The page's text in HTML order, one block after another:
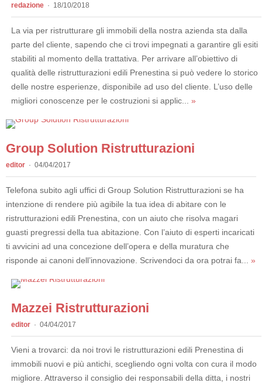
redazione 18/10/2018
La via per ristrutturare gli immobili della nostra azienda sta dalla
parte del cliente, sapendo che ci trovi impegnati a garantire gli esiti
stabiliti al momento della trattativa. Per arrivare all’obiettivo di
qualità delle ristrutturazioni edili Prenestina si può vedere lo storico
delle nostre esperienze, disponibile ad uso del cliente. L’uso delle
migliori conoscenze per le costruzioni si applic... »
Group Solution Ristrutturazioni
editor 04/04/2017
Telefona subito agli uffici di Group Solution Ristrutturazioni se ha
intenzione di rendere più agibile la tua idea di abitare con le
ristrutturazioni edili Prenestina, con un aiuto che risolva magari
guasti pregressi della tua abitazione. Con l’aiuto di esperti incaricati
ti avvicini ad una concezione dell’opera e della muratura che
risponde ai canoni dell’innovazione. Scrivendoci da ora potrai fa... »
Mazzei Ristrutturazioni
editor 04/04/2017
Vieni a trovarci: da noi trovi le ristrutturazioni edili Prenestina di
immobili nuovi e più antichi, scegliendo ogni volta con cura il modo
migliore. Attraverso il consiglio dei responsabili della ditta, i nostri